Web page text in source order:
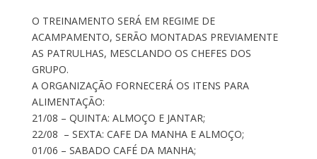
O TREINAMENTO SERÁ EM REGIME DE
ACAMPAMENTO, SERÃO MONTADAS PREVIAMENTE
AS PATRULHAS, MESCLANDO OS CHEFES DOS
GRUPO.
A ORGANIZAÇÃO FORNECERÁ OS ITENS PARA
ALIMENTAÇÃO:
21/08 – QUINTA: ALMOÇO E JANTAR;
22/08 – SEXTA: CAFE DA MANHA E ALMOÇO;
01/06 – SABADO CAFÉ DA MANHA;